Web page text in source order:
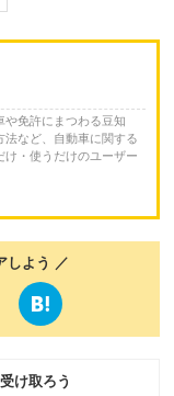
や免許にまつわる豆知
など、自動車に関する
・使うだけのユーザー
しよう ／
け取ろう